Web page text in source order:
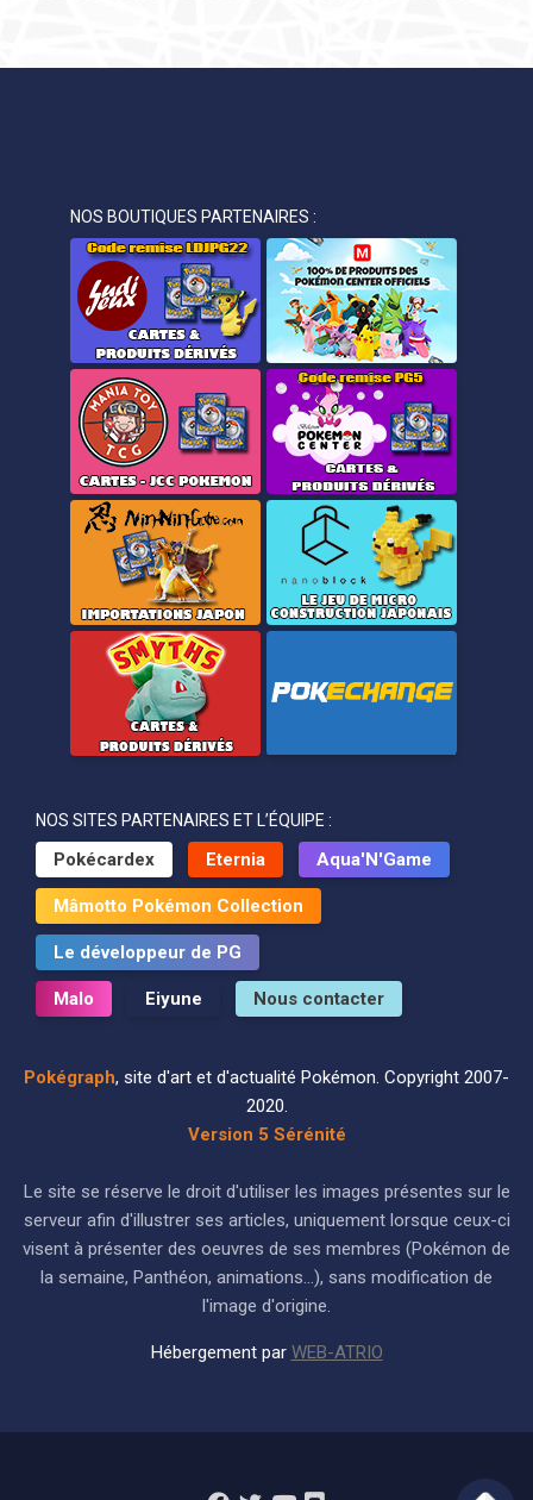
NOS BOUTIQUES PARTENAIRES :
NOS SITES PARTENAIRES ET L’ÉQUIPE :
Pokécardex Eternia Aqua'N'Game
Mâmotto Pokémon Collection
Le développeur de PG
Malo Eiyune Nous contacter
Pokégraph, site d'art et d'actualité Pokémon. Copyright 2007-
2020.
Version 5 Sérénité
Le site se réserve le droit d'utiliser les images présentes sur le
serveur afin d'illustrer ses articles, uniquement lorsque ceux-ci
visent à présenter des oeuvres de ses membres (Pokémon de
la semaine, Panthéon, animations...), sans modification de
l'image d'origine.
Hébergement par WEB-ATRIO